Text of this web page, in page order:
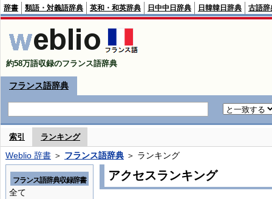
辞書 類語・対義語辞典 英和・和英辞典 日中中日辞典 日韓韓日辞典 古語辞
約58万語収録のフランス語辞典
フランス語辞典
索引 ランキング
Weblio 辞書 ＞ フランス語辞典 ＞ ランキング
アクセスランキング
フランス語辞典収録辞書
全て